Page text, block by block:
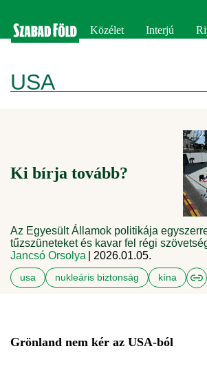
Közélet Interjú
USA
Ki bírja tovább?
Az Egyesült Államok politikája
tűzszüneteket és kavar fel régi
Jancsó Orsolya
| 2026.01.05.
usa nukleáris biztonság kína
Grönland nem kér az USA-ból